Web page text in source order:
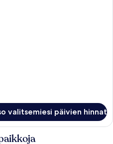
valitsemiesi päivien hinnat